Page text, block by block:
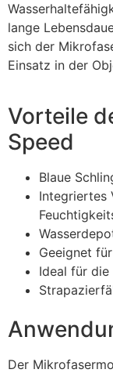
lange
sich der
Einsatz in der
Vorteile
Speed
Blaue
Integriertes
Geeignet
Ideal für
Der